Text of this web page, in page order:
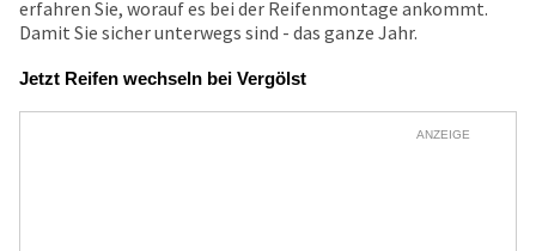
erfahren Sie, worauf es bei der Reifenmontage ankommt.
Damit Sie sicher unterwegs sind - das ganze Jahr.
Jetzt Reifen wechseln bei Vergölst
ANZEIGE